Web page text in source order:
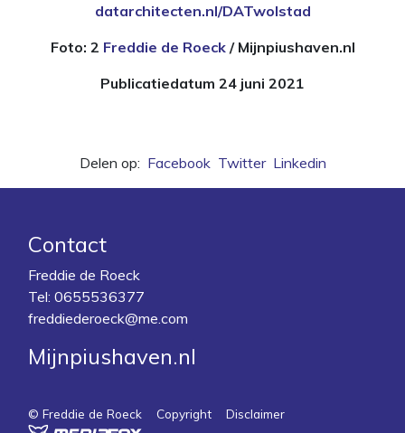
datarchitecten.nl/DATwolstad
Foto: 2 Freddie de Roeck/ Mijnpiushaven.nl
Publicatiedatum 24 juni 2021
Delen op: Facebook Twitter Linkedin
Contact
Freddie de Roeck
Tel: 0655536377
freddiederoeck@me.com
Mijnpiushaven.nl
© Freddie de Roeck Copyright Disclaimer